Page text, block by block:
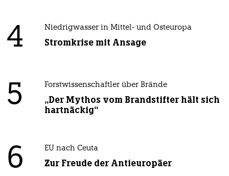
4 Niedrigwasser in Mittel- und Osteuropa
Stromkrise mit Ansage
5 Forstwissenschaftler über Brände
„Der Mythos vom Brandstifter hält sich
hartnäckig“
6 EU nach Ceuta
Zur Freude der Antieuropäer